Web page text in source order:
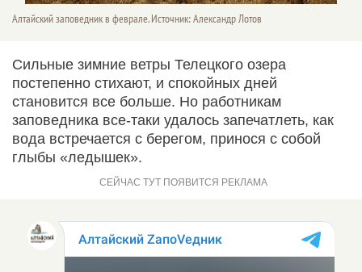
Алтайский заповедник в феврале. Источник: Александр Лотов
Сильные зимние ветры Телецкого озера
постепенно стихают, и спокойных дней
становится все больше. Но работникам
заповедника все-таки удалось запечатлеть, как
вода встречается с берегом, принося с собой
глыбы «ледышек».